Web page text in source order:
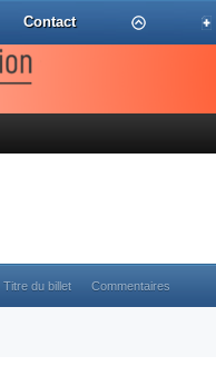
Contact
Titre du billet Commentaires